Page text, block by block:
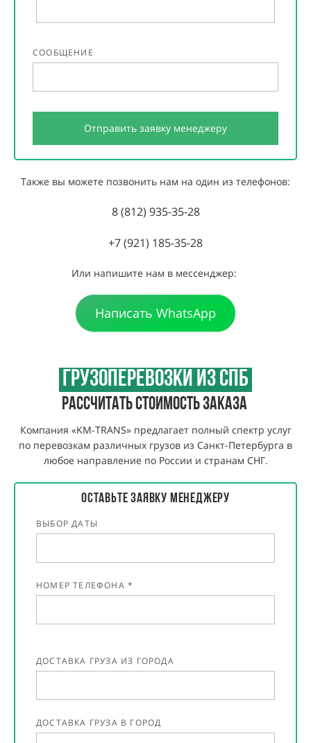
СООБЩЕНИЕ
Отправить заявку менеджеру
Также вы можете позвонить нам на один из телефонов:
8 (812) 935-35-28
+7 (921) 185-35-28
Или напишите нам в мессенджер:
Написать WhatsApp
ГРУЗОПЕРЕВОЗКИ ИЗСПБ
РАССЧИТАТЬ СТОИМОСТЬ ЗАКАЗА
Компания «KM-TRANS» предлагает полный спектр услуг
по перевозкам различных грузов из Санкт-Петербурга в
любое направление по России и странам СНГ.
Оставьте ЗаявкУ менеджеру
ВЫБОР ДАТЫ
НОМЕР ТЕЛЕФОНА *
ДОСТАВКА ГРУЗА ИЗ ГОРОДА
ДОСТАВКА ГРУЗА В ГОРОД